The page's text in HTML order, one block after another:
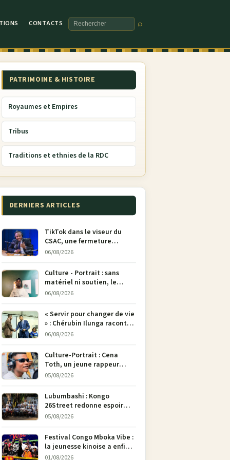
CONTACTS
Rechercher
⌕
PATRIMOINE & HISTOIRE
Royaumes et Empires
Tribus
Traditions et ethnies de la RDC
DERNIERS ARTICLES
TikTok dans le viseur du
CSAC, une fermeture
envisagée pour contrer la
06/08/2026
Culture - Portrait : sans
matériel ni soutien, le
dessinateur Justin
son crayon
06/08/2026
« Servir pour changer de vie
» : Chérubin Ilunga raconte
le parcours du député
Tshimbu en 137 pages
06/08/2026
Culture-Portrait : Cena
Toth, un jeune rappeur
déterminé à faire entendre
05/08/2026
Lubumbashi : Kongo
26Street redonne espoir
aux enfants de la rue par
05/08/2026
Festival Congo Mboka Vibe :
la jeunesse kinoise a enfin
sa plateforme de culture
01/08/2026